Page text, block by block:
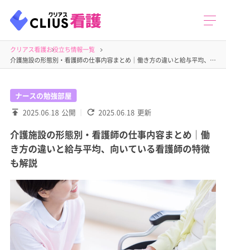
クリアス看護お役立ち情報一覧
介護施設の形態別・看護師の仕事内容まとめ｜働き方の違いと給与平均、向いている看護師の特徴も解説
ナースの勉強部屋
2025.06.18 公開 2025.06.18 更新
介護施設の形態別・看護師の仕事内容まとめ｜働
き方の違いと給与平均、向いている看護師の特徴
も解説